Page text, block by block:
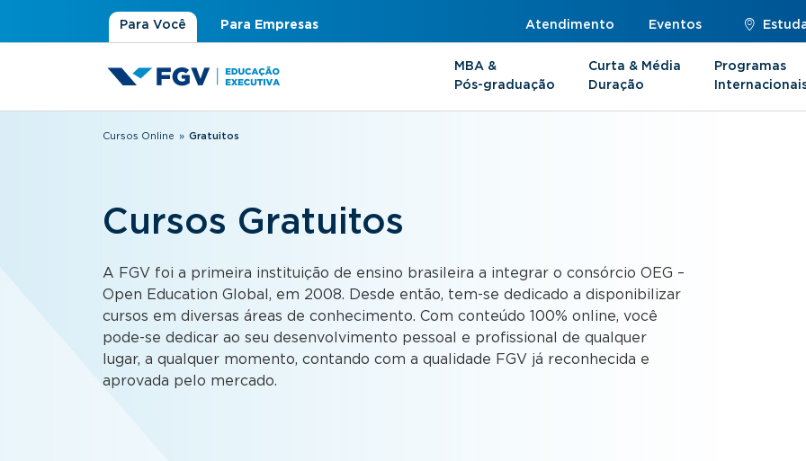
Para Você Para Empresas Atendimento Eventos
MBA &
Pós-graduação
Curta & Média
Duração
Programas
Você está aqui
Cursos Online » Gratuitos
Cursos Gratuitos
A FGV foi a primeira instituição de ensino brasileira a integrar o consórcio OEG –
Open Education Global, em 2008. Desde então, tem-se dedicado a disponibilizar
cursos em diversas áreas de conhecimento. Com conteúdo 100% online, você
pode-se dedicar ao seu desenvolvimento pessoal e profissional de qualquer
lugar, a qualquer momento, contando com a qualidade FGV já reconhecida e
aprovada pelo mercado.